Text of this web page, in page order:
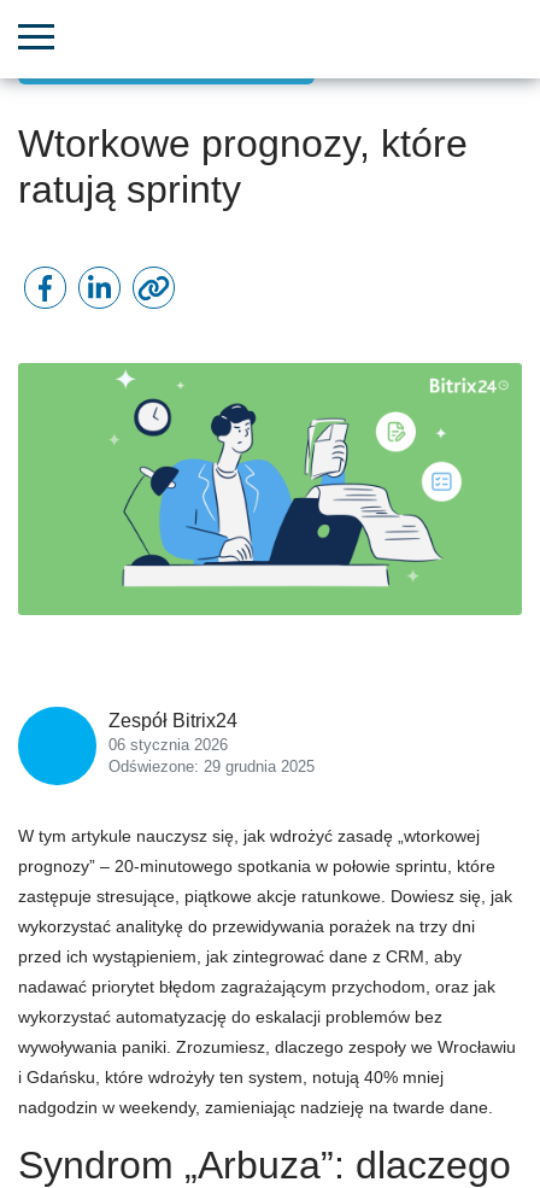
Wtorkowe prognozy, które
ratują sprinty
Zespół Bitrix24
06 stycznia 2026
Odświezone: 29 grudnia 2025
W tym artykule nauczysz się, jak wdrożyć zasadę „wtorkowej
prognozy” – 20-minutowego spotkania w połowie sprintu, które
zastępuje stresujące, piątkowe akcje ratunkowe. Dowiesz się, jak
wykorzystać analitykę do przewidywania porażek na trzy dni
przed ich wystąpieniem, jak zintegrować dane z CRM, aby
nadawać priorytet błędom zagrażającym przychodom, oraz jak
wykorzystać automatyzację do eskalacji problemów bez
wywoływania paniki. Zrozumiesz, dlaczego zespoły we Wrocławiu
i Gdańsku, które wdrożyły ten system, notują 40% mniej
nadgodzin w weekendy, zamieniając nadzieję na twarde dane.
Syndrom „Arbuza”: dlaczego